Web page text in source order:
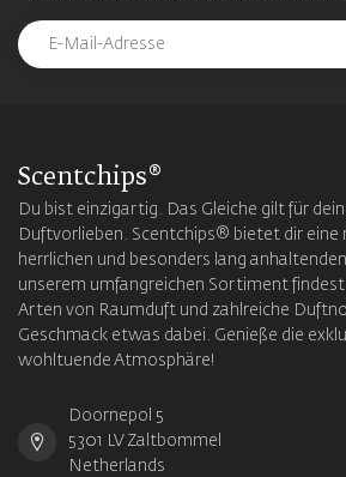
Scentchips®
Du bist einzigartig. Das Gleiche gilt für
Duftvorlieben. Scentchips® bietet dir eine
herrlichen und besonders lang
unserem umfangreichen Sortiment findest
Arten von Raumduft und zahlreiche
Geschmack etwas dabei. Genieße die
wohltuende Atmosphäre!
Doornepol 5
5301 LV Zaltbommel
Netherlands